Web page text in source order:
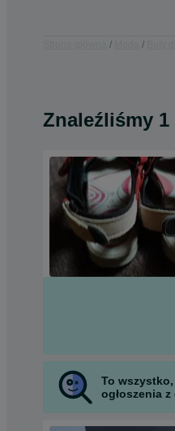
Znaleźliśmy 1
To
ogłoszenia